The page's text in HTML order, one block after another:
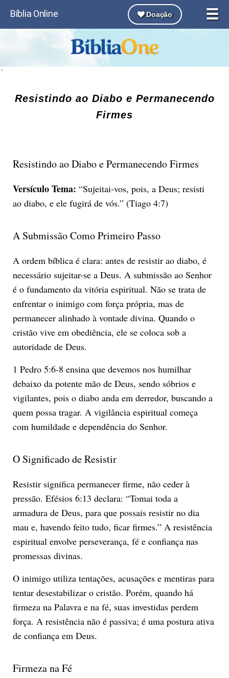
☰
Bíblia Online Doação
´
Resistindo ao Diabo e Permanecendo
Firmes
Resistindo ao Diabo e Permanecendo Firmes
Versículo Tema: “Sujeitai-vos, pois, a Deus; resisti
ao diabo, e ele fugirá de vós.” (Tiago 4:7)
A Submissão Como Primeiro Passo
A ordem bíblica é clara: antes de resistir ao diabo, é
necessário sujeitar-se a Deus. A submissão ao Senhor
é o fundamento da vitória espiritual. Não se trata de
enfrentar o inimigo com força própria, mas de
permanecer alinhado à vontade divina. Quando o
cristão vive em obediência, ele se coloca sob a
autoridade de Deus.
1 Pedro 5:6-8 ensina que devemos nos humilhar
debaixo da potente mão de Deus, sendo sóbrios e
vigilantes, pois o diabo anda em derredor, buscando a
quem possa tragar. A vigilância espiritual começa
com humildade e dependência do Senhor.
O Significado de Resistir
Resistir significa permanecer firme, não ceder à
pressão. Efésios 6:13 declara: “Tomai toda a
armadura de Deus, para que possais resistir no dia
mau e, havendo feito tudo, ficar firmes.” A resistência
espiritual envolve perseverança, fé e confiança nas
promessas divinas.
O inimigo utiliza tentações, acusações e mentiras para
tentar desestabilizar o cristão. Porém, quando há
firmeza na Palavra e na fé, suas investidas perdem
força. A resistência não é passiva; é uma postura ativa
de confiança em Deus.
Firmeza na Fé